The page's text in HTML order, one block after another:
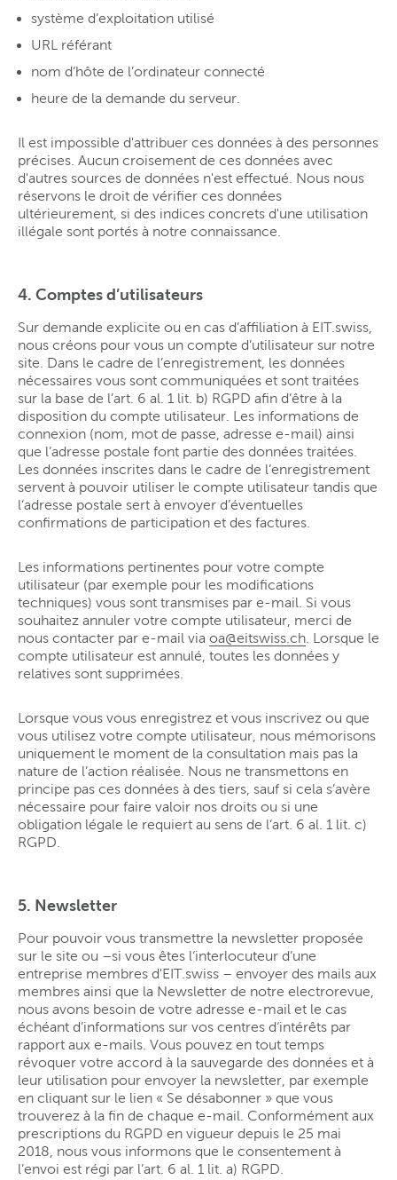
système d’exploitation utilisé
URL référant
nom d’hôte de l’ordinateur connecté
heure de la demande du serveur.
Il est impossible d'attribuer ces données à des personnes
précises. Aucun croisement de ces données avec
d'autres sources de données n'est effectué. Nous nous
réservons le droit de vérifier ces données
ultérieurement, si des indices concrets d'une utilisation
illégale sont portés à notre connaissance.
4. Comptes d’utilisateurs
Sur demande explicite ou en cas d’affiliation à EIT.swiss,
nous créons pour vous un compte d’utilisateur sur notre
site. Dans le cadre de l’enregistrement, les données
nécessaires vous sont communiquées et sont traitées
sur la base de l’art. 6 al. 1 lit. b) RGPD afin d’être à la
disposition du compte utilisateur. Les informations de
connexion (nom, mot de passe, adresse e-mail) ainsi
que l’adresse postale font partie des données traitées.
Les données inscrites dans le cadre de l’enregistrement
servent à pouvoir utiliser le compte utilisateur tandis que
l’adresse postale sert à envoyer d’éventuelles
confirmations de participation et des factures.
Les informations pertinentes pour votre compte
utilisateur (par exemple pour les modifications
techniques) vous sont transmises par e-mail. Si vous
souhaitez annuler votre compte utilisateur, merci de
nous contacter par e-mail via oa@eitswiss.ch . Lorsque le
compte utilisateur est annulé, toutes les données y
relatives sont supprimées.
Lorsque vous vous enregistrez et vous inscrivez ou que
vous utilisez votre compte utilisateur, nous mémorisons
uniquement le moment de la consultation mais pas la
nature de l’action réalisée. Nous ne transmettons en
principe pas ces données à des tiers, sauf si cela s’avère
nécessaire pour faire valoir nos droits ou si une
obligation légale le requiert au sens de l’art. 6 al. 1 lit. c)
RGPD.
5. Newsletter
Pour pouvoir vous transmettre la newsletter proposée
sur le site ou –si vous êtes l‘interlocuteur d’une
entreprise membres d'EIT.swiss – envoyer des mails aux
membres ainsi que la Newsletter de notre electrorevue,
nous avons besoin de votre adresse e-mail et le cas
échéant d’informations sur vos centres d‘intérêts par
rapport aux e-mails. Vous pouvez en tout temps
révoquer votre accord à la sauvegarde des données et à
leur utilisation pour envoyer la newsletter, par exemple
en cliquant sur le lien « Se désabonner » que vous
trouverez à la fin de chaque e-mail. Conformément aux
prescriptions du RGPD en vigueur depuis le 25 mai
2018, nous vous informons que le consentement à
l’envoi est régi par l’art. 6 al. 1 lit. a) RGPD.